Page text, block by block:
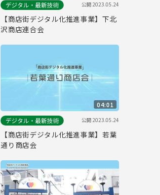
デジタル・最新技術
公開2023.05.24
【商店街デジタル化推進事業】下北
沢商店連合会
04:01
デジタル・最新技術
公開2023.05.24
【商店街デジタル化推進事業】若葉
通り商店会